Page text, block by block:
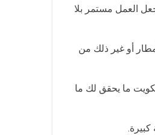
العمل مستمر بلا
أو غير ذلك من
ما يحقق لك ما